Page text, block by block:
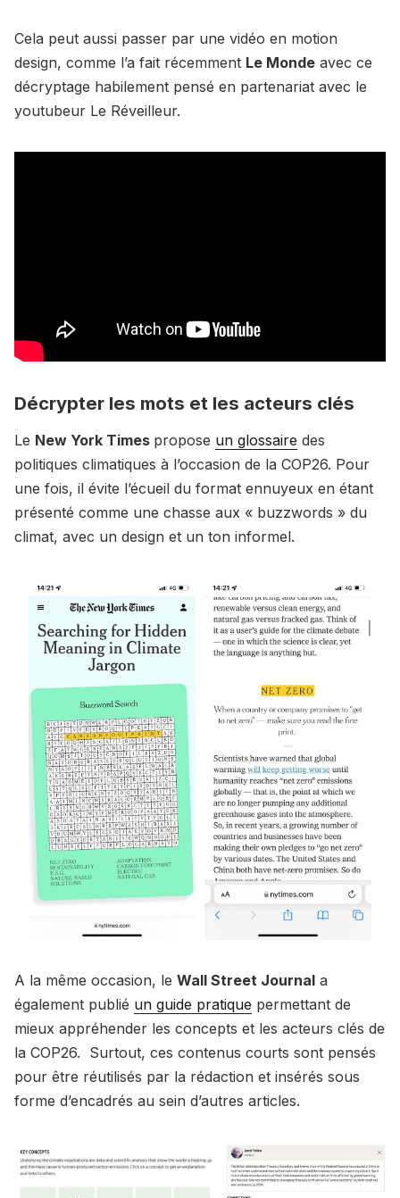
Cela peut aussi passer par une vidéo en motion
design, comme l’a fait récemment Le Monde avec ce
décryptage habilement pensé en partenariat avec le
youtubeur Le Réveilleur.
Décrypter les mots et les acteurs clés
Le New York Times propose un glossaire des
politiques climatiques à l’occasion de la COP26. Pour
une fois, il évite l’écueil du format ennuyeux en étant
présenté comme une chasse aux « buzzwords » du
climat, avec un design et un ton informel.
A la même occasion, le Wall Street Journal a
également publié un guide pratique permettant de
mieux appréhender les concepts et les acteurs clés de
la COP26. Surtout, ces contenus courts sont pensés
pour être réutilisés par la rédaction et insérés sous
forme d’encadrés au sein d’autres articles.